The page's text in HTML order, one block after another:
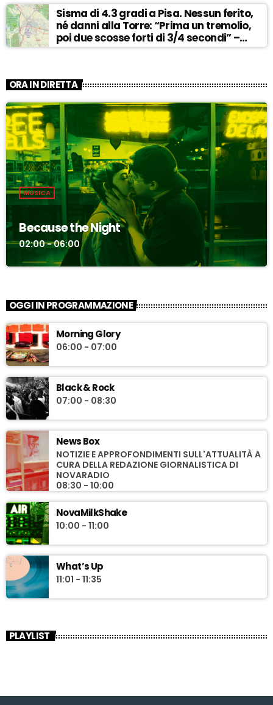
Sisma di 4.3 gradi a Pisa. Nessun ferito,
né danni alla Torre: “Prima un tremolio,
poi due scosse forti di 3/4 secondi” –
ASCOLTA
ORA IN DIRETTA
MUSICA
Because the Night
02:00 - 06:00
OGGI IN PROGRAMMAZIONE
Morning Glory
06:00 - 07:00
Black & Rock
07:00 - 08:30
News Box
NOTIZIE E APPROFONDIMENTI SULL'ATTUALITÀ A
CURA DELLA REDAZIONE GIORNALISTICA DI
NOVARADIO
08:30 - 10:00
NovaMilkShake
10:00 - 11:00
What’s Up
11:01 - 11:35
PLAYLIST